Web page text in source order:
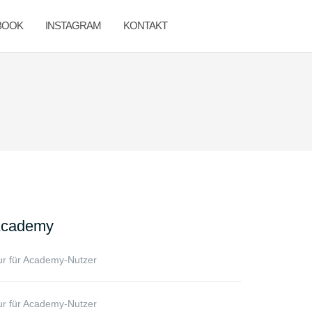
INSTAGRAM KONTAKT
für Academy-Nutzer
für Academy-Nutzer